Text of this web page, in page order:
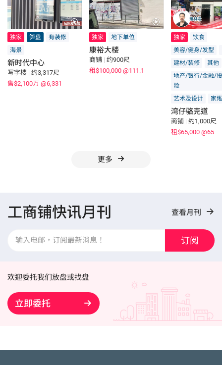
独家 笋盘
有装修
海景
新时代中心
写字楼 | 约3,317尺
售$2,100万 @6,331
独家 地下单位
康裕大楼
商铺 | 约900尺
租$100,000 @111.1
独家
饮食
美容/健身/发型
建材/装修
其他
地产/银行/金融/
险
艺术及设计
家
湾仔骆克道
商铺 | 约1,000尺
租$65,000 @65
更多
工商铺快讯月刊 查看月刊
订阅
欢迎委托我们放盘或找盘
立即委托